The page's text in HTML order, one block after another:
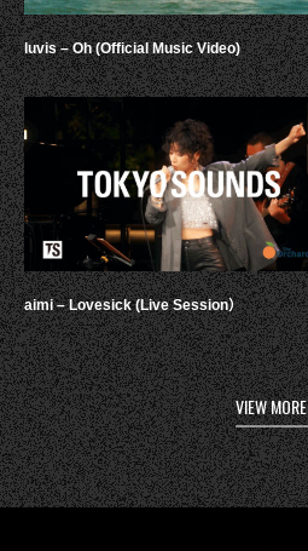
luvis – Oh (Official Music Video)
aimi – Lovesick (Live Session）
VIEW MORE